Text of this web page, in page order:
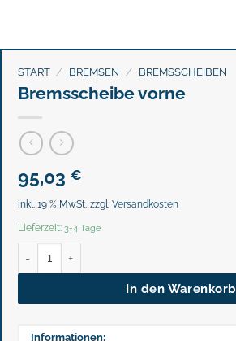
START / BREMSEN / BREMSSCHEIBEN
Bremsscheibe vorne
95,03 €
inkl. 19 % MwSt. zzgl. Versandkosten
Lieferzeit: 3-4 Tage
In den Warenkorb
Informationen: